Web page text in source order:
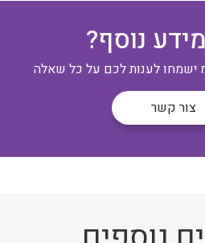
נוסף?
ישמחו לענות לכם על כל שאלה
צור קשר